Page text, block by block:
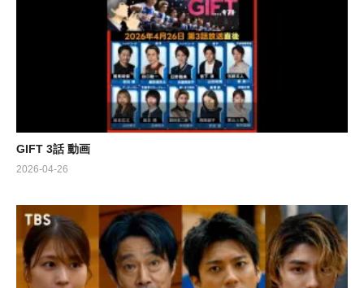
GIFT 3話 動画
2026-04-26